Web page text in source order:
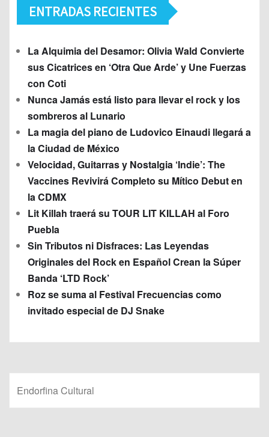
ENTRADAS RECIENTES
La Alquimia del Desamor: Olivia Wald Convierte
sus Cicatrices en ‘Otra Que Arde’ y Une Fuerzas
con Coti
Nunca Jamás está listo para llevar el rock y los
sombreros al Lunario
La magia del piano de Ludovico Einaudi llegará a
la Ciudad de México
Velocidad, Guitarras y Nostalgia ‘Indie’: The
Vaccines Revivirá Completo su Mítico Debut en
la CDMX
Lit Killah traerá su TOUR LIT KILLAH al Foro
Puebla
Sin Tributos ni Disfraces: Las Leyendas
Originales del Rock en Español Crean la Súper
Banda ‘LTD Rock’
Roz se suma al Festival Frecuencias como
invitado especial de DJ Snake
Endorfina Cultural